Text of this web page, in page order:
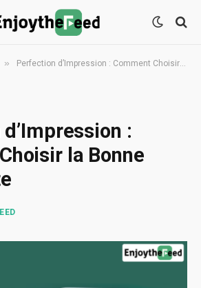
» Perfection d’Impression : Comment Choisir la Bonne Imprimante
:
la Bonne